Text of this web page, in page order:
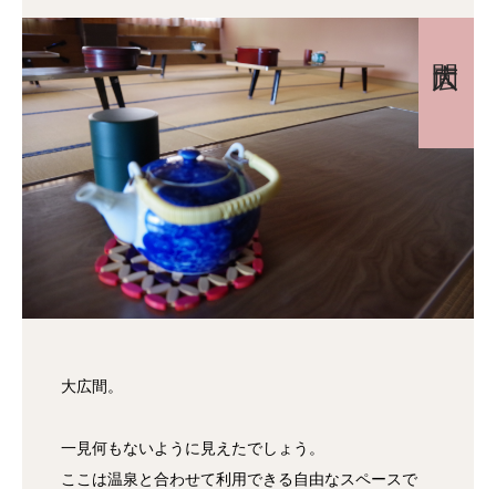
大広間。
一見何もないように見えたでしょう。
ここは温泉と合わせて利用できる自由なスペースで